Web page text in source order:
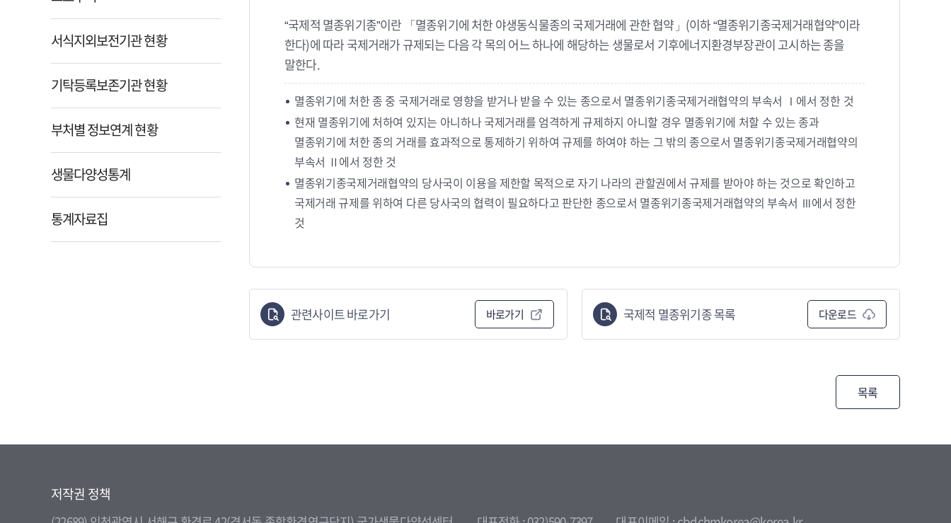
서식지외보전기관 현황
기탁등록보존기관 현황
부처별 정보연계 현황
생물다양성통계
통계자료집
“국제적 멸종위기종”이란 「멸종위기에 처한 야생동식물종의 국제거래에 관한 협약」(이하 “멸종위기종국제거래협약”이라
한다)에 따라 국제거래가 규제되는 다음 각 목의 어느 하나에 해당하는 생물로서 기후에너지환경부장관이 고시하는 종을
말한다.
멸종위기에 처한 종 중 국제거래로 영향을 받거나 받을 수 있는 종으로서 멸종위기종국제거래협약의 부속서 Ⅰ에서 정한 것
현재 멸종위기에 처하여 있지는 아니하나 국제거래를 엄격하게 규제하지 아니할 경우 멸종위기에 처할 수 있는 종과
멸종위기에 처한 종의 거래를 효과적으로 통제하기 위하여 규제를 하여야 하는 그 밖의 종으로서 멸종위기종국제거래협약의
부속서 Ⅱ에서 정한 것
멸종위기종국제거래협약의 당사국이 이용을 제한할 목적으로 자기 나라의 관할권에서 규제를 받아야 하는 것으로 확인하고
국제거래 규제를 위하여 다른 당사국의 협력이 필요하다고 판단한 종으로서 멸종위기종국제거래협약의 부속서 Ⅲ에서 정한
것
관련사이트 바로가기 바로가기 국제적 멸종위기종 목록 다운로드
목록
저작권 정책